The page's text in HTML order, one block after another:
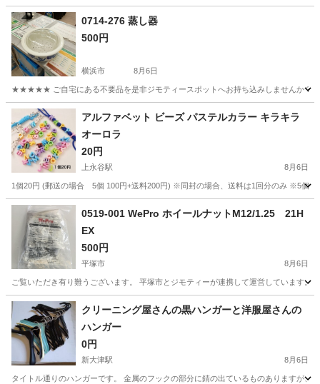
0714-276 蒸し器
500円
横浜市 8月6日
★★★★★ ご自宅にある不要品を是非ジモティースポットへお持ち込みしませんか？
神奈川 横浜市 調理器具 蒸し器
アルファベット ビーズ パステルカラー キラキラ
オーロラ
20円
上永谷駅 8月6日
1個20円 (郵送の場合 5個 100円+送料200円) ※同封の場合、送料は1回分のみ ※5個
神奈川 横浜市 ラッピング用品
0519-001 WePro ホイールナットM12/1.25 21H
EX
500円
平塚市 8月6日
ご覧いただき有り難うございます。 平塚市とジモティーが連携して運営していま
神奈川 平塚市 生活雑貨
クリーニング屋さんの黒ハンガーと洋服屋さんの
ハンガー
0円
新大津駅 8月6日
タイトル通りのハンガーです。 金属のフックの部分に錆の出ているものありますが